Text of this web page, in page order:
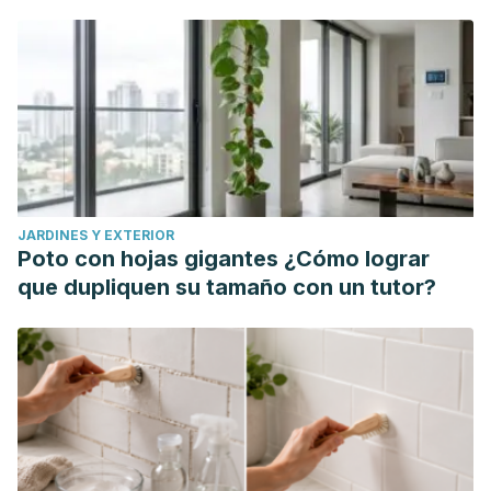
Nutr. 2022 Jul 5;9:960922. doi: 10.3389/fnut.2022.960922.
PMID: 35866077; PMCID: PMC9294402.
JARDINES Y EXTERIOR
Poto con hojas gigantes ¿Cómo lograr
que dupliquen su tamaño con un tutor?